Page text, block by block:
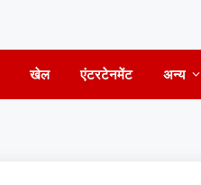
खेल एंटरटेनमेंट अन्य